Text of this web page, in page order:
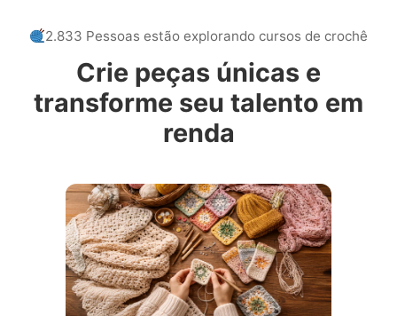
2.833 Pessoas estão explorando cursos de crochê
Crie peças únicas e
transforme seu talento em
renda